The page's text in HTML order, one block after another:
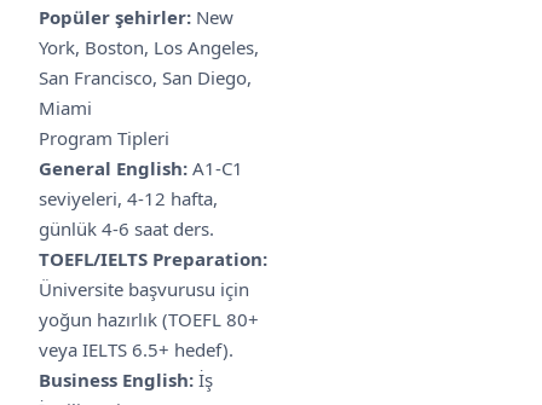
Popüler şehirler: New
York, Boston, Los Angeles,
San Francisco, San Diego,
Miami
Program Tipleri
General English: A1-C1
seviyeleri, 4-12 hafta,
günlük 4-6 saat ders.
TOEFL/IELTS Preparation:
Üniversite başvurusu için
yoğun hazırlık (TOEFL 80+
veya IELTS 6.5+ hedef).
Business English: İş